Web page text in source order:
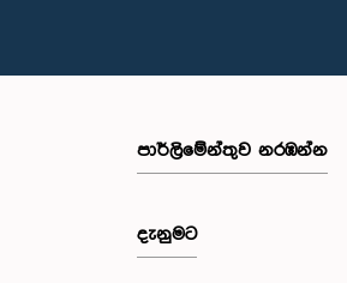
පාර්ලි‌මේන්තුව නරඹන්න
දැනුමට